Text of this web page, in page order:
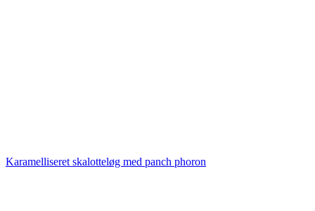
Karamelliseret skalotteløg med panch phoron